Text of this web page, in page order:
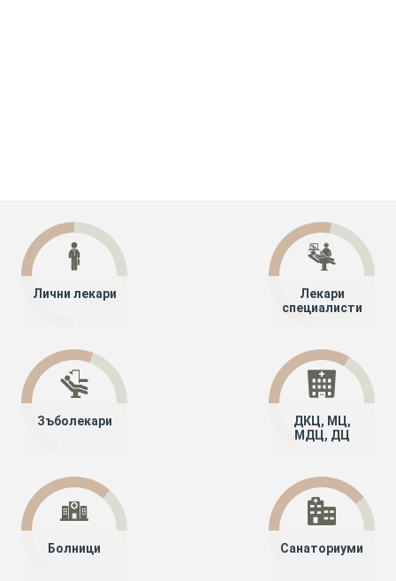
Лични лекари
Лекари
специалисти
Зъболекари
ДКЦ, МЦ,
МДЦ, ДЦ
Болници Санаториуми